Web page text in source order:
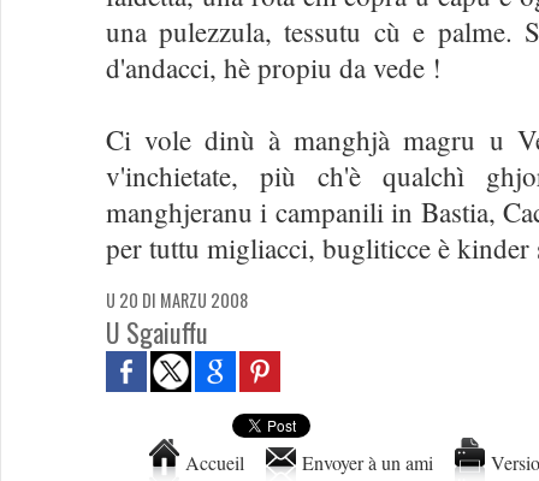
una pulezzula, tessutu cù e palme.
d'andacci, hè propiu da vede !
Ci vole dinù à manghjà magru u
v'inchietate, più ch'è qualchì
manghjeranu i campanili in Bastia,
per tuttu migliacci, bugliticce è kinder
U 20 DI MARZU 2008
U Sgaiuffu
Accueil Envoyer à un ami